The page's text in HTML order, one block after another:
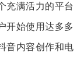
充满活力的平台
开始使用达多多
音内容创作和电